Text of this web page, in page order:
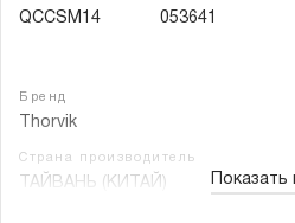
QCCSM14 053641
Бренд
Thorvik
Страна производитель
ТАЙВАНЬ (КИТАЙ) Показать